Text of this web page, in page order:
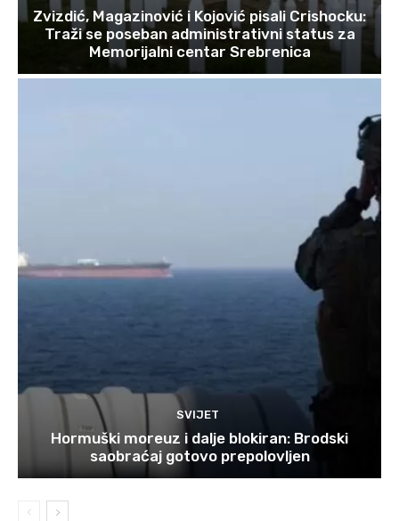
Zvizdić, Magazinović i Kojović pisali Crishocku:
Traži se poseban administrativni status za
Memorijalni centar Srebrenica
SVIJET
Hormuški moreuz i dalje blokiran: Brodski
saobraćaj gotovo prepolovljen